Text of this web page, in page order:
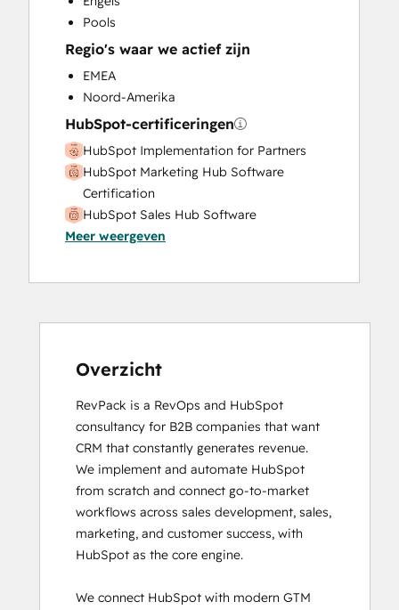
Pools
Regio's waar we actief zijn
EMEA
Noord-Amerika
HubSpot-certificeringen
HubSpot Implementation for Partners
HubSpot Marketing Hub Software
Certification
HubSpot Sales Hub Software
Certification
Service Hub Software
Meer weergeven
Overzicht
RevPack is a RevOps and HubSpot
consultancy for B2B companies that want
CRM that constantly generates revenue.
We implement and automate HubSpot
from scratch and connect go-to-market
workflows across sales development, sales,
marketing, and customer success, with
HubSpot as the core engine.
We connect HubSpot with modern GTM